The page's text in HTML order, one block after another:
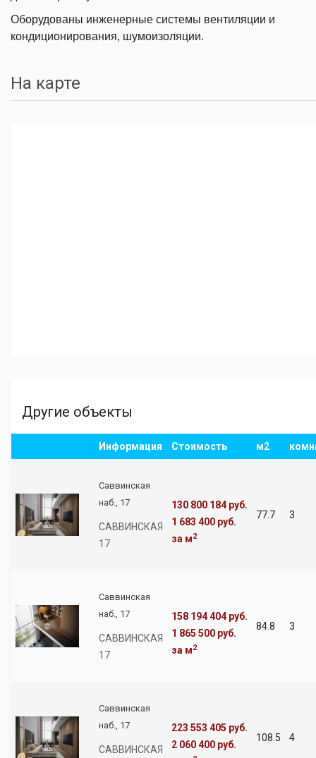
Оборудованы инженерные системы вентиляции и
кондиционирования, шумоизоляции.
На карте
Другие объекты
Информация Стоимость м2
Саввинская
наб., 17
САВВИНСКАЯ
17
130 800 184 руб.
1 683 400 руб.
за м2
77.7 3
Саввинская
наб., 17
САВВИНСКАЯ
17
158 194 404 руб.
1 865 500 руб.
за м2
84.8 3
Саввинская
наб., 17
САВВИНСКАЯ
223 553 405 руб.
2 060 400 руб.
108.5 4